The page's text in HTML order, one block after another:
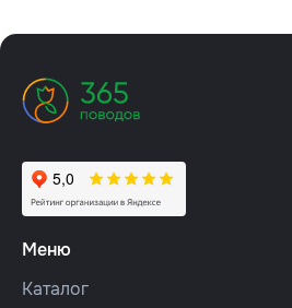
Меню
Каталог